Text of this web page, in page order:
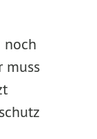
noch
muss